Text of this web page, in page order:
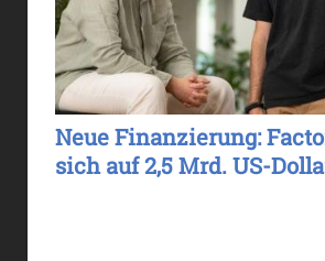
Neue Finanzierung:
sich auf 2,5 Mrd. US-